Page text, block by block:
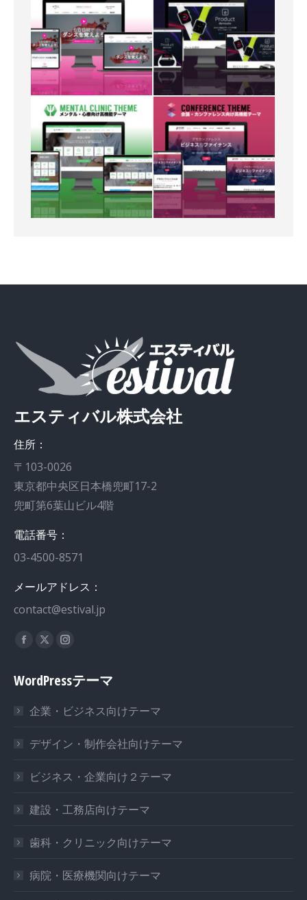
エスティバル株式会社
住所：
〒103-0026
東京都中央区日本橋兜町17-2
兜町第6葉山ビル4階
電話番号：
03-4500-8571
メールアドレス：
contact@estival.jp
私達を見つけてください：
WordPressテーマ
企業・ビジネス向けテーマ
デザイン・制作会社向けテーマ
ビジネス・企業向け２テーマ
建設・工務店向けテーマ
歯科・クリニック向けテーマ
病院・医療機関向けテーマ